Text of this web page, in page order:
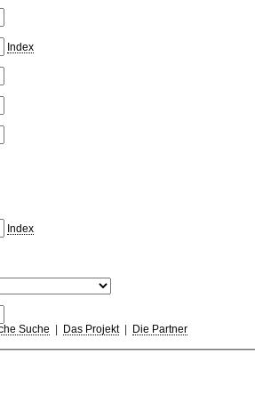
Index
Index
Suche Das Projekt| Die Partner